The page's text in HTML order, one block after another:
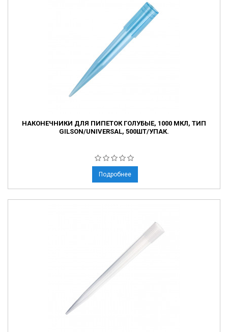
НАКОНЕЧНИКИ ДЛЯ ПИПЕТОК ГОЛУБЫЕ, 1000 МКЛ, ТИП
GILSON/UNIVERSAL, 500ШТ/УПАК.
Подробнее